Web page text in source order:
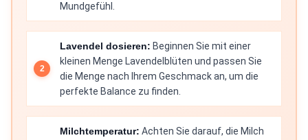
Mundgefühl.
Lavendel dosieren: Beginnen Sie mit einer
kleinen Menge Lavendelblüten und passen Sie
die Menge nach Ihrem Geschmack an, um die
perfekte Balance zu finden.
Milchtemperatur: Achten Sie darauf, die Milch